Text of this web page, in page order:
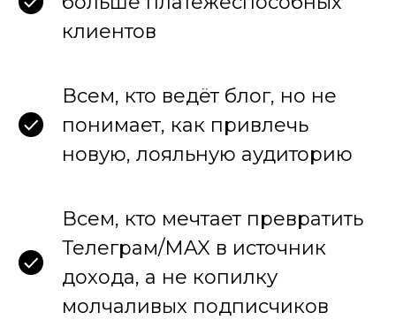
клиентов
Всем, кто ведёт блог, но не
понимает, как привлечь
новую, лояльную аудиторию
Всем, кто мечтает превратить
Телеграм/MAX в источник
дохода, а не копилку
молчаливых подписчиков